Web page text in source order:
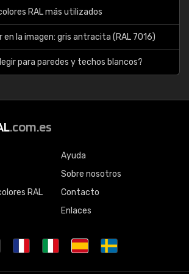
RAL más utilizados
en la imagen: gris antracita (RAL 7016)
para paredes y techos blancos?
.com.es
RAL
Ayuda
Sobre nosotros
Contacto
Enlaces